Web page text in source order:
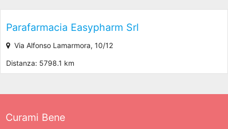
Parafarmacia Easypharm Srl
Via Alfonso Lamarmora, 10/12
Distanza: 5798.1 km
Curami Bene